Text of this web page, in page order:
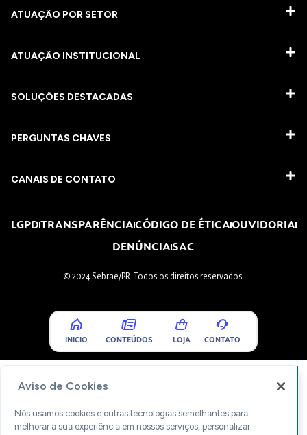
ATUAÇÃO POR SETOR
ATUAÇÃO INSTITUCIONAL
SOLUÇÕES DESTACADAS
PERGUNTAS CHAVES​
CANAIS DE CONTATO
LGPDTRANSPARÊNCIACÓDIGO DE ÉTICAOUVIDORIA
DENÚNCIASAC
© 2024 Sebrae/PR. Todos os direitos reservados.
INICIO CONTEÚDOS LOJA CONTATO
Aviso de Cookies
Nós usamos cookies e outras tecnologias semelhantes para
melhorar a sua experiência em nossos serviços, personalizar